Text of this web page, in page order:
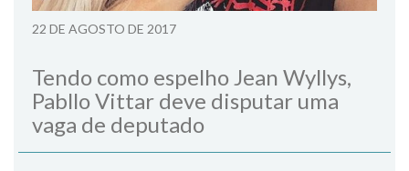
22 DE AGOSTO DE 2017
Tendo como espelho Jean Wyllys,
Pabllo Vittar deve disputar uma
vaga de deputado